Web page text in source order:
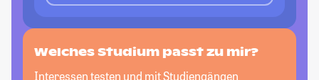
Welches Studium passtzu mir?
Interessen testen und mit Studiengängen